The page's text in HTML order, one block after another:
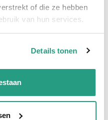
of die ze hebben
van hun services.
Details tonen
2"
vr van 08:00 tot 17:00 uur.
ons op